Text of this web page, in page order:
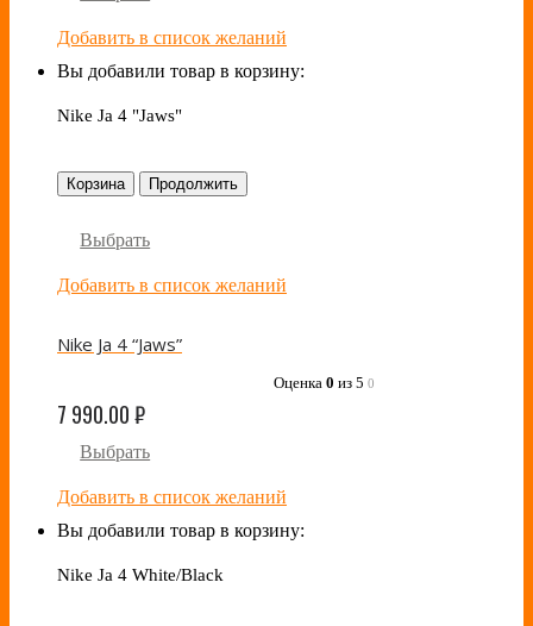
Добавить в список желаний
Вы добавили товар в корзину:
Nike Ja 4 "Jaws"
Корзина Продолжить
Выбрать
Добавить в список желаний
Nike Ja 4 “Jaws”
Оценка 0 из 5 0
7 990.00₽
Выбрать
Добавить в список желаний
Вы добавили товар в корзину:
Nike Ja 4 White/Black